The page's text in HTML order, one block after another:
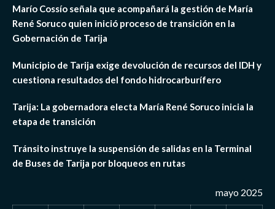
Marío Cossío señala que acompañará la gestión de María
René Soruco quien inició proceso de transición en la
Gobernación de Tarija
Municipio de Tarija exige devolución de recursos del IDH y
cuestiona resultados del fondo hidrocarburífero
Tarija: La gobernadora electa María René Soruco inicia la
etapa de transición
Tránsito instruye la suspensión de salidas en la Terminal
de Buses de Tarija por bloqueos en rutas
mayo 2025